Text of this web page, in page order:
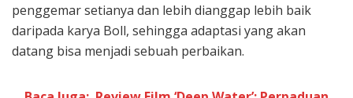
penggemar setianya dan lebih dianggap lebih baik
daripada karya Boll, sehingga adaptasi yang akan
datang bisa menjadi sebuah perbaikan.